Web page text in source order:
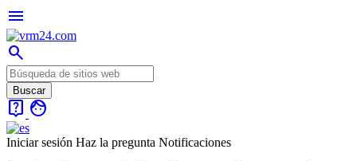
menu
search
live_help face
Iniciar sesión Haz la pregunta Notificaciones